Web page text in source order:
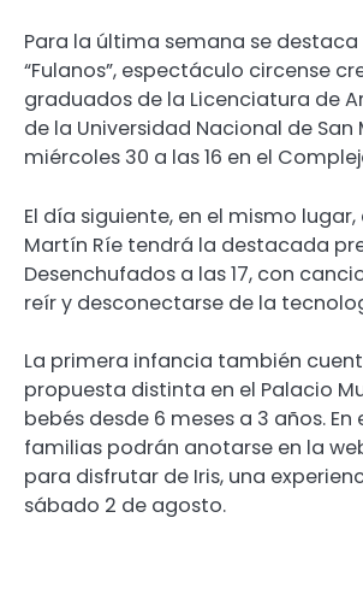
Para la última semana se
“Fulanos”, espectáculo circense
graduados de la Licenciatura de
de la Universidad Nacional de San
miércoles 30 a las 16 en el
El día siguiente, en el mismo lugar,
Martín Ríe tendrá la destacada
Desenchufados a las 17, con
reír y desconectarse de la
La primera infancia también
propuesta distinta en el Palacio
bebés desde 6 meses a 3 años. En
familias podrán anotarse en la
para disfrutar de Iris, una
sábado 2 de agosto.